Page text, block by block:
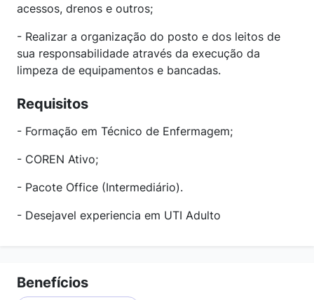
acessos, drenos e outros;
- Realizar a organização do posto e dos leitos de
sua responsabilidade através da execução da
limpeza de equipamentos e bancadas.
Requisitos
- Formação em Técnico de Enfermagem;
- COREN Ativo;
- Pacote Office (Intermediário).
- Desejavel experiencia em UTI Adulto
Benefícios